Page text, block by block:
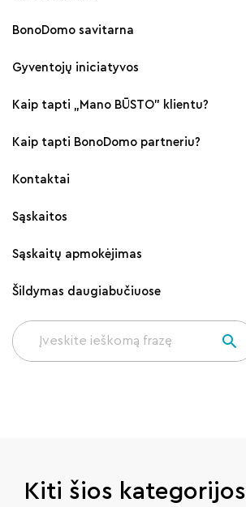
BonoDomo savitarna
Gyventojų iniciatyvos
Kaip tapti „Mano BŪSTO" klientu?
Kaip tapti BonoDomo partneriu?
Kontaktai
Sąskaitos
Sąskaitų apmokėjimas
Šildymas daugiabučiuose
Kiti šios kategorijos